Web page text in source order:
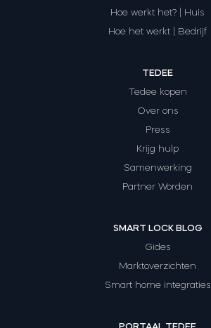
Tedee Dry Contact
Hoe werkt het? | Huis
Hoe het werkt | Bedrijf
TEDEE
Tedee kopen
Over ons
Press
Krijg hulp
Samenwerking
Partner Worden
SMART LOCK BLOG
Gides
Marktoverzichten
Smart home integraties